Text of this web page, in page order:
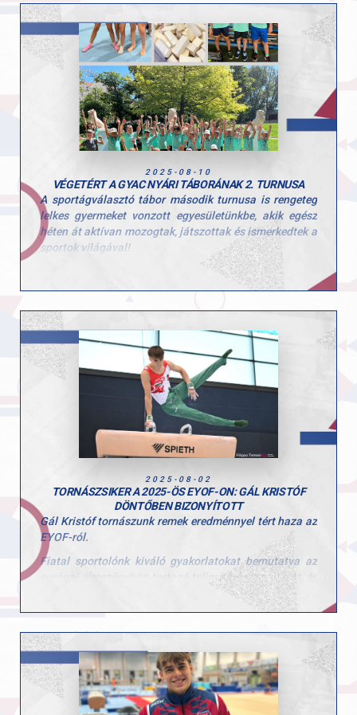
gratulálunk neki és edzőjének, hiszen rengeteg kemény
munka van ebben a remek eredményben!
A párizsi viadal egyben remek főpróba volt a hazai
megmérettetések előtt: Boti ezen a héten a magyar
bajnokságon is hat szeren áll rajthoz, majd a
szombathelyi challenge világkupán talajon és ugráson
láthatjuk újra. A tornász vállsérüléséből teljesen
felépült, és jó formában várja a következő versenyeket.
2025-08-10
VÉGETÉRT A GYAC NYÁRI TÁBORÁNAK 2. TURNUSA
A sportágválasztó tábor második turnusa is rengeteg
lelkes gyermeket vonzott egyesületünkbe, akik egész
héten át aktívan mozogtak, játszottak és ismerkedtek a
sportok világával!
Ezúttal is sok-sok kisgyerek töltötte velünk a hetet, és
öröm volt látni, mennyi kíváncsisággal és energiával
hogy a gyerekek minél több mozgásformát
kipróbálhassanak, és ebben a turnusban is 10
különböző sportággal találkozhattak!
Köszönjük minden edzőnek, segítőnek és szülőnek,
hogy hozzájárultak a hét sikeréhez és természetesen a
gyerekeknek is, hogy ilyen lelkes résztvevői voltak a
2025-08-02
TORNÁSZSIKER A 2025-ÖS EYOF-ON: GÁL KRISTÓF
DÖNTŐBEN BIZONYÍTOTT
Gál Kristóf tornászunk remek eredménnyel tért haza az
EYOF-ról.
Fiatal sportolónk kiváló gyakorlatokat bemutatva az
európai élmezőnyhöz tartozó teljesítményt nyújtott, és
méltón képviselte hazánkat és a clubunkat ezen a
Kiegyensúlyozott, fegyelmezett gyakorlatainak
köszönhetően gyűrűn a döntőbe jutott, ahol 11.966
pontos gyakorlata a nyolcadik helyet jelentette
számára.
Egyéni teljesítménye mellett csapatban, 3 másik